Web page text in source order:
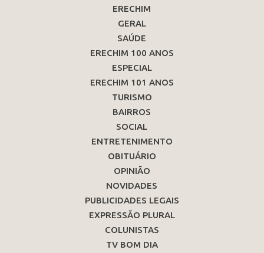
ERECHIM
GERAL
SAÚDE
ERECHIM 100 ANOS
ESPECIAL
ERECHIM 101 ANOS
TURISMO
BAIRROS
SOCIAL
ENTRETENIMENTO
OBITUÁRIO
OPINIÃO
NOVIDADES
PUBLICIDADES LEGAIS
EXPRESSÃO PLURAL
COLUNISTAS
TV BOM DIA